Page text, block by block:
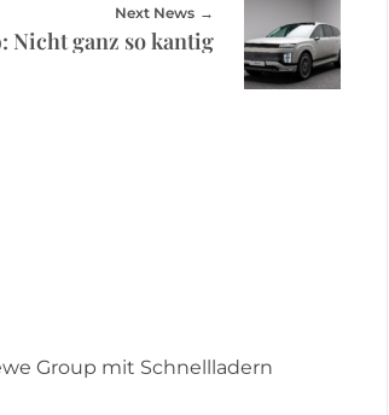
Next News
Nicht ganz so kantig
Group mit Schnellladern